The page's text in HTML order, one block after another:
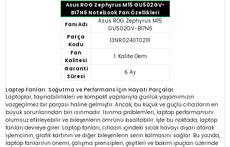
Asus ROG Zephyrus M15 GU502GV-
BI7N6 Notebook Fan Özellikleri
Fanı Adı
Asus ROG Zephyrus M15
GU502GV-BI7N6
Parça
Kodu
13NR0240T02111
Fan
Kalitesi
1. Kalite Oem
Garanti
Süresi
6 Ay
Laptop Fanları: Soğutma ve Performans İçin Hayati Parçalar
Laptoplar, taşınabilirlikleri ve kompakt yapılarıyla günlük yaşamımızın
vazgeçilmez bir parçası haline gelmiştir. Ancak, bu küçük ve güçlü cihazların en
büyük sorunlarından biri ısınmadır. Isınma problemleri, laptop performansını
olumsuz etkileyebilir ve bileşenlerin ömrünü kısaltabilir. İşte bu noktada, laptop
fanları devreye girer. Laptop fanları, cihazın içindeki sıcak havayı dışarı atarak
işlemcinin, grafik kartının ve diğer bileşenlerin serin kalmasını sağlar. Bu yazıda,
laptop fanlarının önemi, çalışma prensipleri, çeşitleri ve bakım ipuçları üzerinde